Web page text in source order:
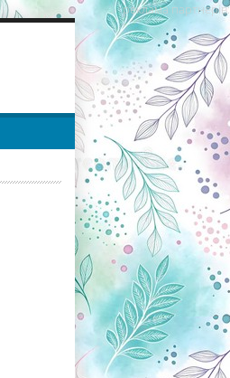
реклама партнерів: